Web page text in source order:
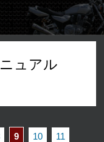
ュアル
9 10 11